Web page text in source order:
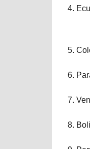
4.
5.
6.
7.
8.